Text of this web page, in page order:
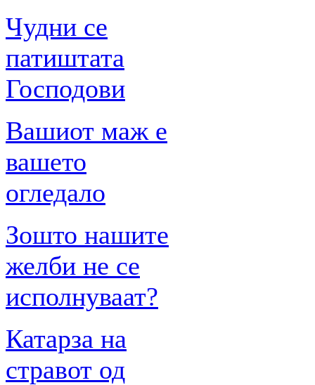
Чудни се
патиштата
Господови
Вашиот маж е
вашето
огледало
Зошто нашите
желби не се
исполнуваат?
Катарза на
стравот од